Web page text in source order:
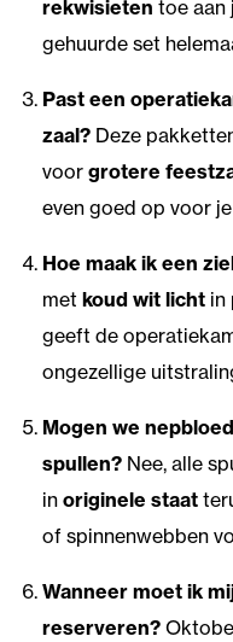
rekwisieten toe aan
gehuurde set
Past een
zaal? Deze
voor grotere
even goed op voor
Hoe maak ik een
met koud wit licht in
geeft de
ongezellige
Mogen we
spullen? Nee, alle
in originele staat
of spinnenwebben
Wanneer moet ik
reserveren?